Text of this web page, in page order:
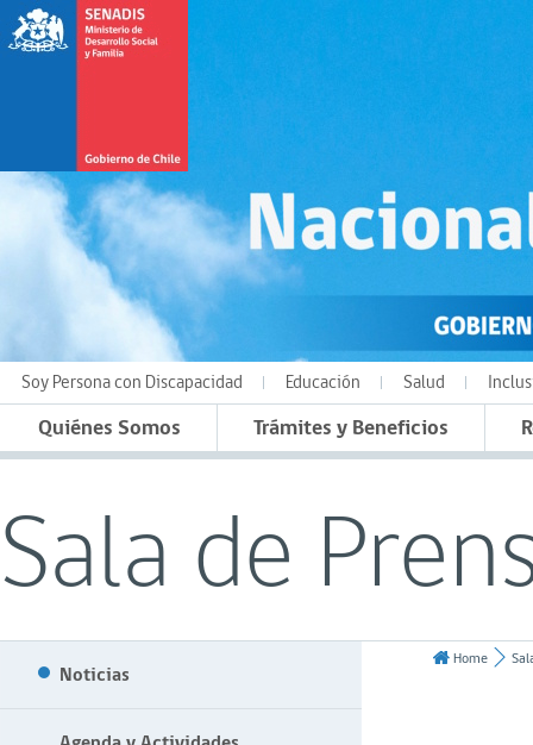
Soy Persona con Discapacidad Educación Salud
Quiénes Somos Trámites y Beneficios
Sala de
Noticias
Home